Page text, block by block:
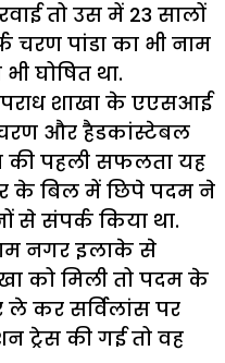
तो उस में 23 सालों
पांडा का भी नाम
घोषित था.
शाखा के एएसआई
और हैडकांस्टेबल
की पहली सफलता यह
के बिल में छिपे पदम ने
से संपर्क किया था.
नगर इलाके से
को मिली तो पदम के
कर सर्विलांस पर
ट्रेस की गई तो वह